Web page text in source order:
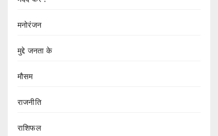
मनोरंजन
मुद्दे जनता के
मौसम
राजनीति
राशिफल